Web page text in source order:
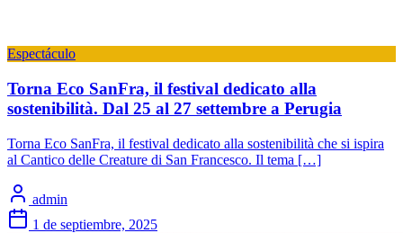
Espectáculo
Torna Eco SanFra, il festival dedicato alla
sostenibilità. Dal 25 al 27 settembre a Perugia
Torna Eco SanFra, il festival dedicato alla sostenibilità che si ispira
al Cantico delle Creature di San Francesco. Il tema […]
admin
1 de septiembre, 2025